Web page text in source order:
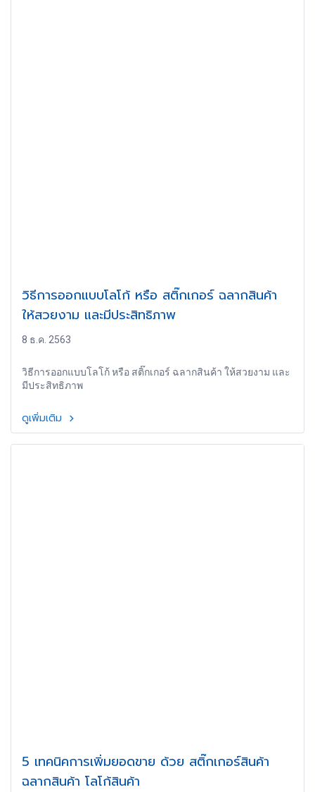
วิธีการออกแบบโลโก้ หรือ สติ๊กเกอร์ ฉลากสินค้า
ให้สวยงาม และมีประสิทธิภาพ
8 ธ.ค. 2563
วิธีการออกแบบโลโก้ หรือ สติ๊กเกอร์ ฉลากสินค้า ให้สวยงาม และ
มีประสิทธิภาพ
ดูเพิ่มเติม
5 เทคนิคการเพิ่มยอดขาย ด้วย สติ๊กเกอร์สินค้า
ฉลากสินค้า โลโก้สินค้า